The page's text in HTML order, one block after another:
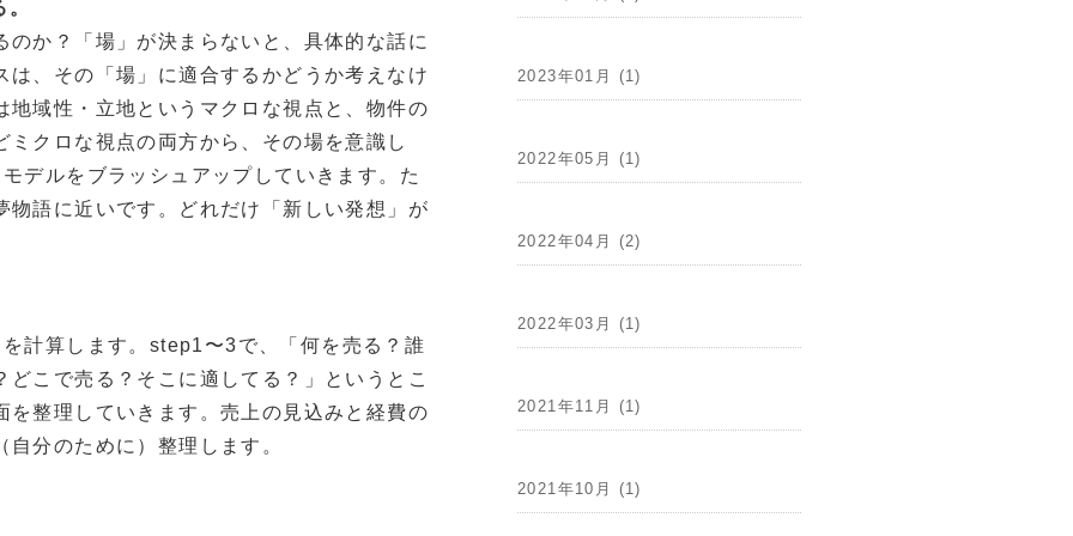
か？「場」が決まらないと、具体的な話に
は、その「場」に適合するかどうか考えなけ
地域性・立地というマクロな視点と、物件の
クロな視点の両方から、その場を意識し
デルをブラッシュアップしていきます。た
物語に近いです。どれだけ「新しい発想」が
計算します。step1〜3で、「何を売る？誰
こで売る？そこに適してる？」というとこ
を整理していきます。売上の見込みと経費の
分のために）整理します。
2023年01月 (1)
2022年05月 (1)
2022年04月 (2)
2022年03月 (1)
2021年11月 (1)
2021年10月 (1)